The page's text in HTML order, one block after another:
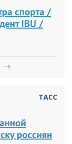
спорта /
IBU /
ТАСС
россиян